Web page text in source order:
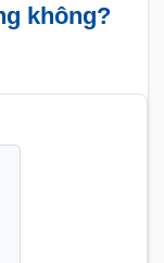
không?